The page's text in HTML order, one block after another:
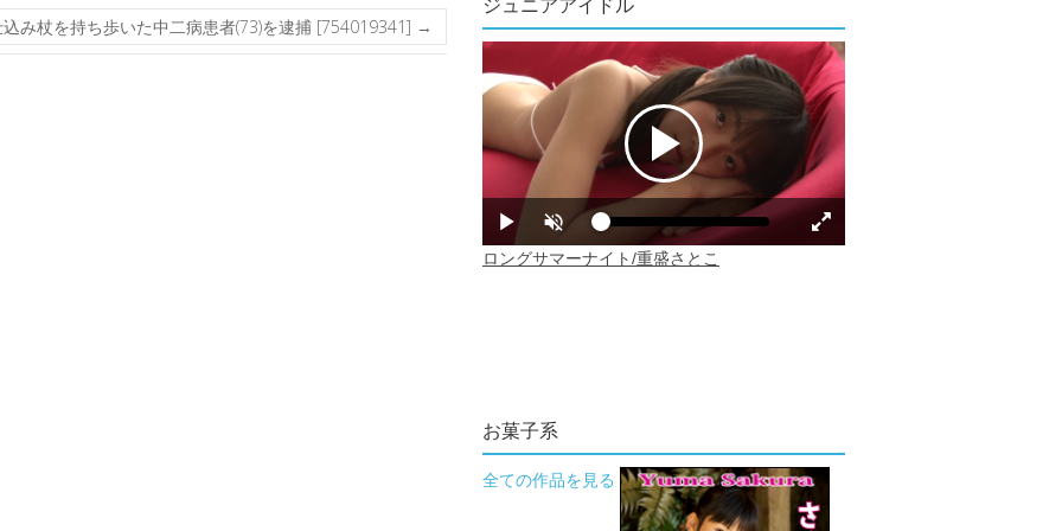
み杖を持ち歩いた中二病患者(73)を逮捕 [754019341] →
お菓子系
全ての作品を見る